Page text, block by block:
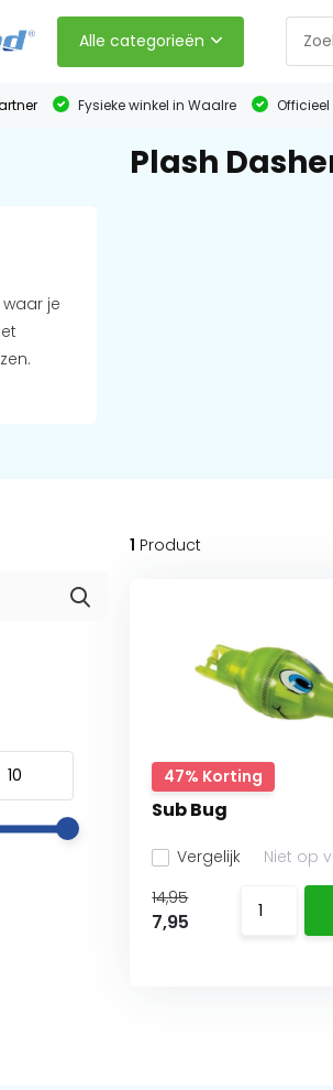
Alle categorieën
Fysieke winkel in Waalre
je
Plash
1 Product
47% Korting
Sub Bug
Vergelijk
Niet op
14,95
7,95